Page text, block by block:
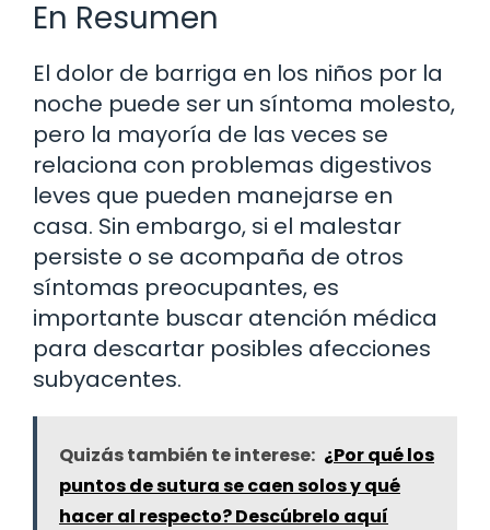
En Resumen
El dolor de barriga en los niños por la
noche puede ser un síntoma molesto,
pero la mayoría de las veces se
relaciona con problemas digestivos
leves que pueden manejarse en
casa. Sin embargo, si el malestar
persiste o se acompaña de otros
síntomas preocupantes, es
importante buscar atención médica
para descartar posibles afecciones
subyacentes.
Quizás también te interese: ¿Por qué los
puntos de sutura se caen solos y qué
hacer al respecto? Descúbrelo aquí